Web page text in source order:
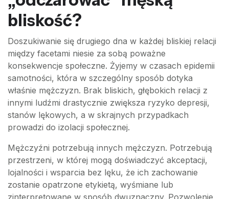
bliskość?
Doszukiwanie się drugiego dna w każdej bliskiej relacji
między facetami niesie za sobą poważne
konsekwencje społeczne. Żyjemy w czasach epidemii
samotności, która w szczególny sposób dotyka
właśnie mężczyzn. Brak bliskich, głębokich relacji z
innymi ludźmi drastycznie zwiększa ryzyko depresji,
stanów lękowych, a w skrajnych przypadkach
prowadzi do izolacji społecznej.
Mężczyźni potrzebują innych mężczyzn. Potrzebują
przestrzeni, w której mogą doświadczyć akceptacji,
lojalności i wsparcia bez lęku, że ich zachowanie
zostanie opatrzone etykietą, wyśmiane lub